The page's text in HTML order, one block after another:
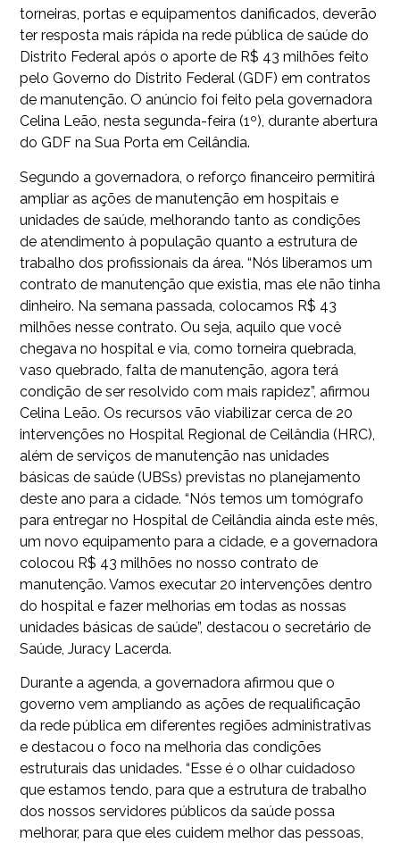
torneiras, portas e equipamentos danificados, deverão
ter resposta mais rápida na rede pública de saúde do
Distrito Federal após o aporte de R$ 43 milhões feito
pelo Governo do Distrito Federal (GDF) em contratos
de manutenção. O anúncio foi feito pela governadora
Celina Leão, nesta segunda-feira (1º), durante abertura
do GDF na Sua Porta em Ceilândia.
Segundo a governadora, o reforço financeiro permitirá
ampliar as ações de manutenção em hospitais e
unidades de saúde, melhorando tanto as condições
de atendimento à população quanto a estrutura de
trabalho dos profissionais da área. “Nós liberamos um
contrato de manutenção que existia, mas ele não tinha
dinheiro. Na semana passada, colocamos R$ 43
milhões nesse contrato. Ou seja, aquilo que você
chegava no hospital e via, como torneira quebrada,
vaso quebrado, falta de manutenção, agora terá
condição de ser resolvido com mais rapidez”, afirmou
Celina Leão. Os recursos vão viabilizar cerca de 20
intervenções no Hospital Regional de Ceilândia (HRC),
além de serviços de manutenção nas unidades
básicas de saúde (UBSs) previstas no planejamento
deste ano para a cidade. “Nós temos um tomógrafo
para entregar no Hospital de Ceilândia ainda este mês,
um novo equipamento para a cidade, e a governadora
colocou R$ 43 milhões no nosso contrato de
manutenção. Vamos executar 20 intervenções dentro
do hospital e fazer melhorias em todas as nossas
unidades básicas de saúde”, destacou o secretário de
Saúde, Juracy Lacerda.
Durante a agenda, a governadora afirmou que o
governo vem ampliando as ações de requalificação
da rede pública em diferentes regiões administrativas
e destacou o foco na melhoria das condições
estruturais das unidades. “Esse é o olhar cuidadoso
que estamos tendo, para que a estrutura de trabalho
dos nossos servidores públicos da saúde possa
melhorar, para que eles cuidem melhor das pessoas,